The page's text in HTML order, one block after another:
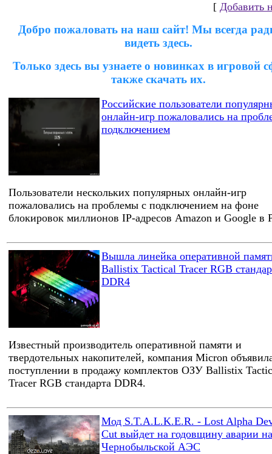
[ Добавить
Добро пожаловать на наш сайт! Мы всегда
видеть здесь.
Только здесь вы узнаете о новинках в игровой
также скачать их.
Российские пользователи
онлайн-игр пожаловались на
подключением
Пользователи нескольких популярных онлайн-игр
пожаловались на проблемы с подключением на фоне
блокировок миллионов IP-адресов Amazon и Google в
Вышла линейка оперативной
Ballistix Tactical Tracer RGB
DDR4
Известный производитель оперативной памяти и
твердотельных накопителей, компания Micron
поступлении в продажу комплектов ОЗУ Ballistix
Tracer RGB стандарта DDR4.
Мод S.T.A.L.K.E.R. - Lost Alpha
Cut выйдет на годовщину аварии на
Чернобыльской АЭС